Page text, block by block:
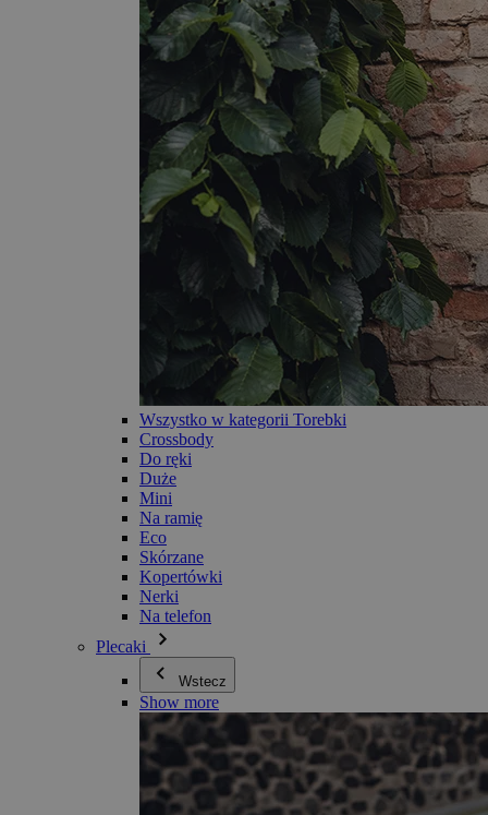
Wszystko w kategorii Torebki
Crossbody
Do ręki
Duże
Mini
Na ramię
Eco
Skórzane
Kopertówki
Nerki
Na telefon
Plecaki
Wstecz
Show more